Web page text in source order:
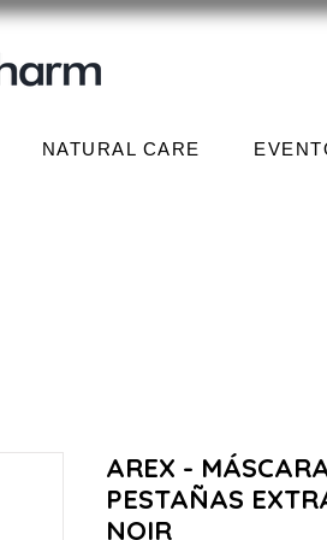
NATURAL CARE
AREX -
PESTAÑAS
NOIR